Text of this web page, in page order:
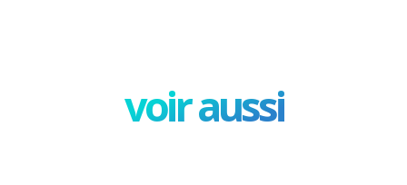
voir aussi